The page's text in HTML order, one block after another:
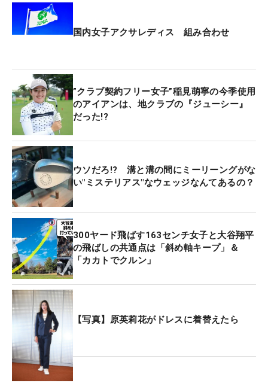
国内女子アクサレディス 組み合わせ
”クラブ契約フリー女子”稲見萌寧の今季使用
のアイアンは、地クラブの『ジューシー』
だった!?
ウソだろ!? 溝と溝の間にミーリーングがな
い"ミステリアス"なウェッジなんてあるの？
300ヤード飛ばす163センチ女子と大谷翔平
の飛ばしの共通点は「斜め軸キープ」＆
「カカトでクルン」
【写真】原英莉花がドレスに着替えたら